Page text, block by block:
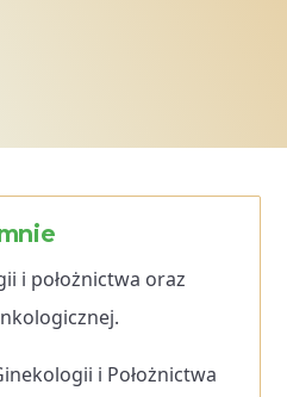
i położnictwa oraz
i Położnictwa